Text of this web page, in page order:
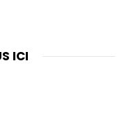
ICI